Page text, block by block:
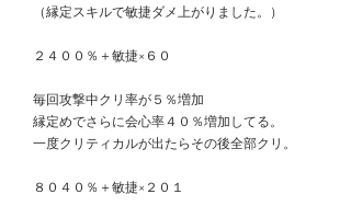
（縁定スキルで敏捷ダメ上がりました。）
２４００％＋敏捷×６０
毎回攻撃中クリ率が５％増加
縁定めでさらに会心率４０％増加してる。
一度クリティカルが出たらその後全部クリ。
８０４０％＋敏捷×２０１